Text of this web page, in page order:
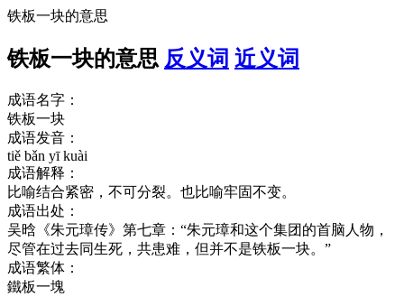
铁板一块的意思
铁板一块的意思 反义词 近义词
成语名字：
铁板一块
成语发音：
tiě bǎn yī kuài
成语解释：
比喻结合紧密，不可分裂。也比喻牢固不变。
成语出处：
吴晗《朱元璋传》第七章：“朱元璋和这个集团的首脑人物，
尽管在过去同生死，共患难，但并不是铁板一块。”
成语繁体：
鐵板一塊